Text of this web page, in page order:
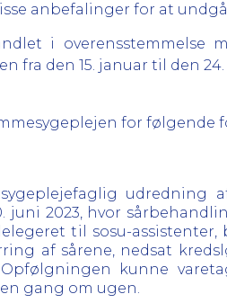
anbefalinger for at
i
den 15. januar til den
for følgende
juni 2023, hvor
til sosu-
af sårene, nedsat
kunne
gang om ugen.